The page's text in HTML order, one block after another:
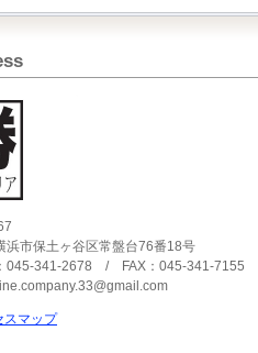
浜市保土ヶ谷区常盤台76番18号
045-341-2678 / FAX：045-341-7155
スマップ